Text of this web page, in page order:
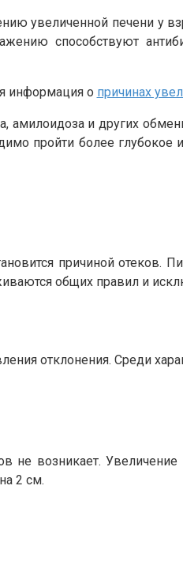
увеличенной печени у
способствуют
информация о причинах
амилоидоза и других
пройти более
причиной отеков.
общих правил и
отклонения. Среди
не возникает.
2 см.